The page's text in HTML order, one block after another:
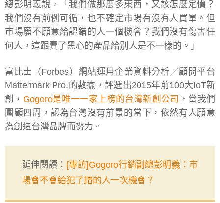
總彭明義說，「我們做那麼多東西，又該怎麼定價？
我們沒有前例可循，也不確定市場有沒有人買單。但
市場願不願意給認錯的人一個機會？我們沒有傷害任
何人，這跟賣了黑心的產品給別人是不一樣的。」
富比士（Forbes）網站運用企業資料分析／顧問平台
Mattermark Pro.的數據，評選出2015年前100大IoT新
創， Gogoro是唯一一家上榜的台灣新創公司 ，當我們
圍顧四周，認為台灣沒有前景的當下，依然有人願意
為創造台灣品牌而努力。
延伸閱讀： [專訪]Gogoro行銷副總彭明義：市
場會不會給犯了錯的人一次機會？